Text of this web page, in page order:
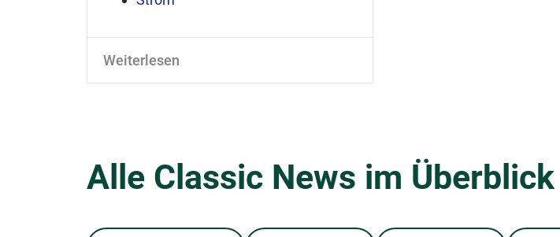
Weiterlesen
Alle Classic News im Überblick